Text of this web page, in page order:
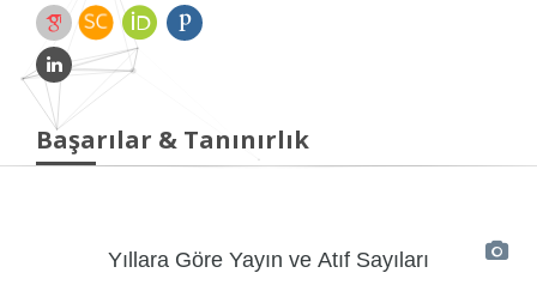
Başarılar & Tanınırlık
Yıllara Göre Yayın ve Atıf Sayıları